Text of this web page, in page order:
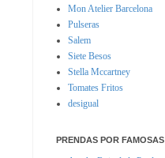
Mon Atelier Barcelona
Pulseras
Salem
Siete Besos
Stella Mccartney
Tomates Fritos
desigual
PRENDAS POR FAMOSAS